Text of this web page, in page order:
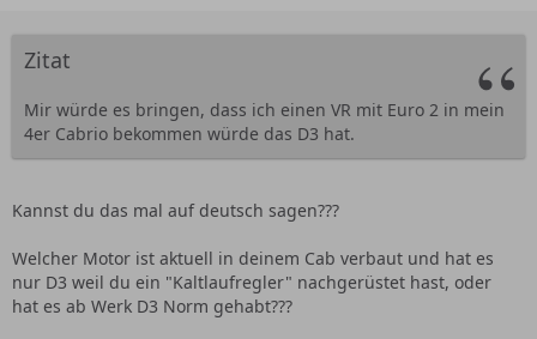
Zitat
Mir würde es bringen, dass ich einen VR mit Euro 2 in mein
4er Cabrio bekommen würde das D3 hat.
Kannst du das mal auf deutsch sagen???
Welcher Motor ist aktuell in deinem Cab verbaut und hat es
nur D3 weil du ein "Kaltlaufregler" nachgerüstet hast, oder
hat es ab Werk D3 Norm gehabt???